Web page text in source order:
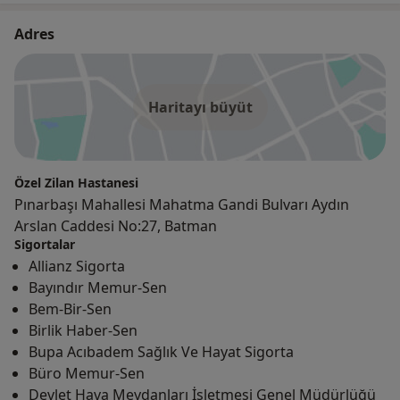
Adres
Haritayı büyüt
Özel Zilan Hastanesi
Pınarbaşı Mahallesi Mahatma Gandi Bulvarı Aydın
Arslan Caddesi No:27, Batman
Sigortalar
Allianz Sigorta
Bayındır Memur-Sen
Bem-Bir-Sen
Birlik Haber-Sen
Bupa Acıbadem Sağlık Ve Hayat Sigorta
Büro Memur-Sen
Devlet Hava Meydanları İşletmesi Genel Müdürlüğü